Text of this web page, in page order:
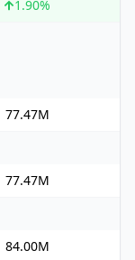
1.90%
77.47M
77.47M
84.00M